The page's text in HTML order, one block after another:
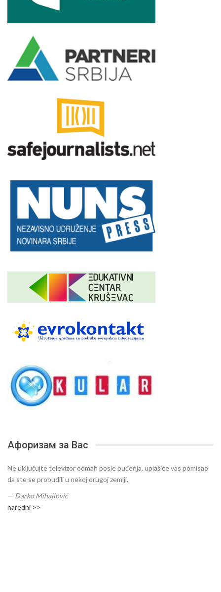
Афоризам за Вас
Ne uključujte televizor odmah posle buđenja, uplašiće vas pomisao
da ste se probudili u nekoj drugoj zemlji.
— Darko Mihajlović
naredni >>